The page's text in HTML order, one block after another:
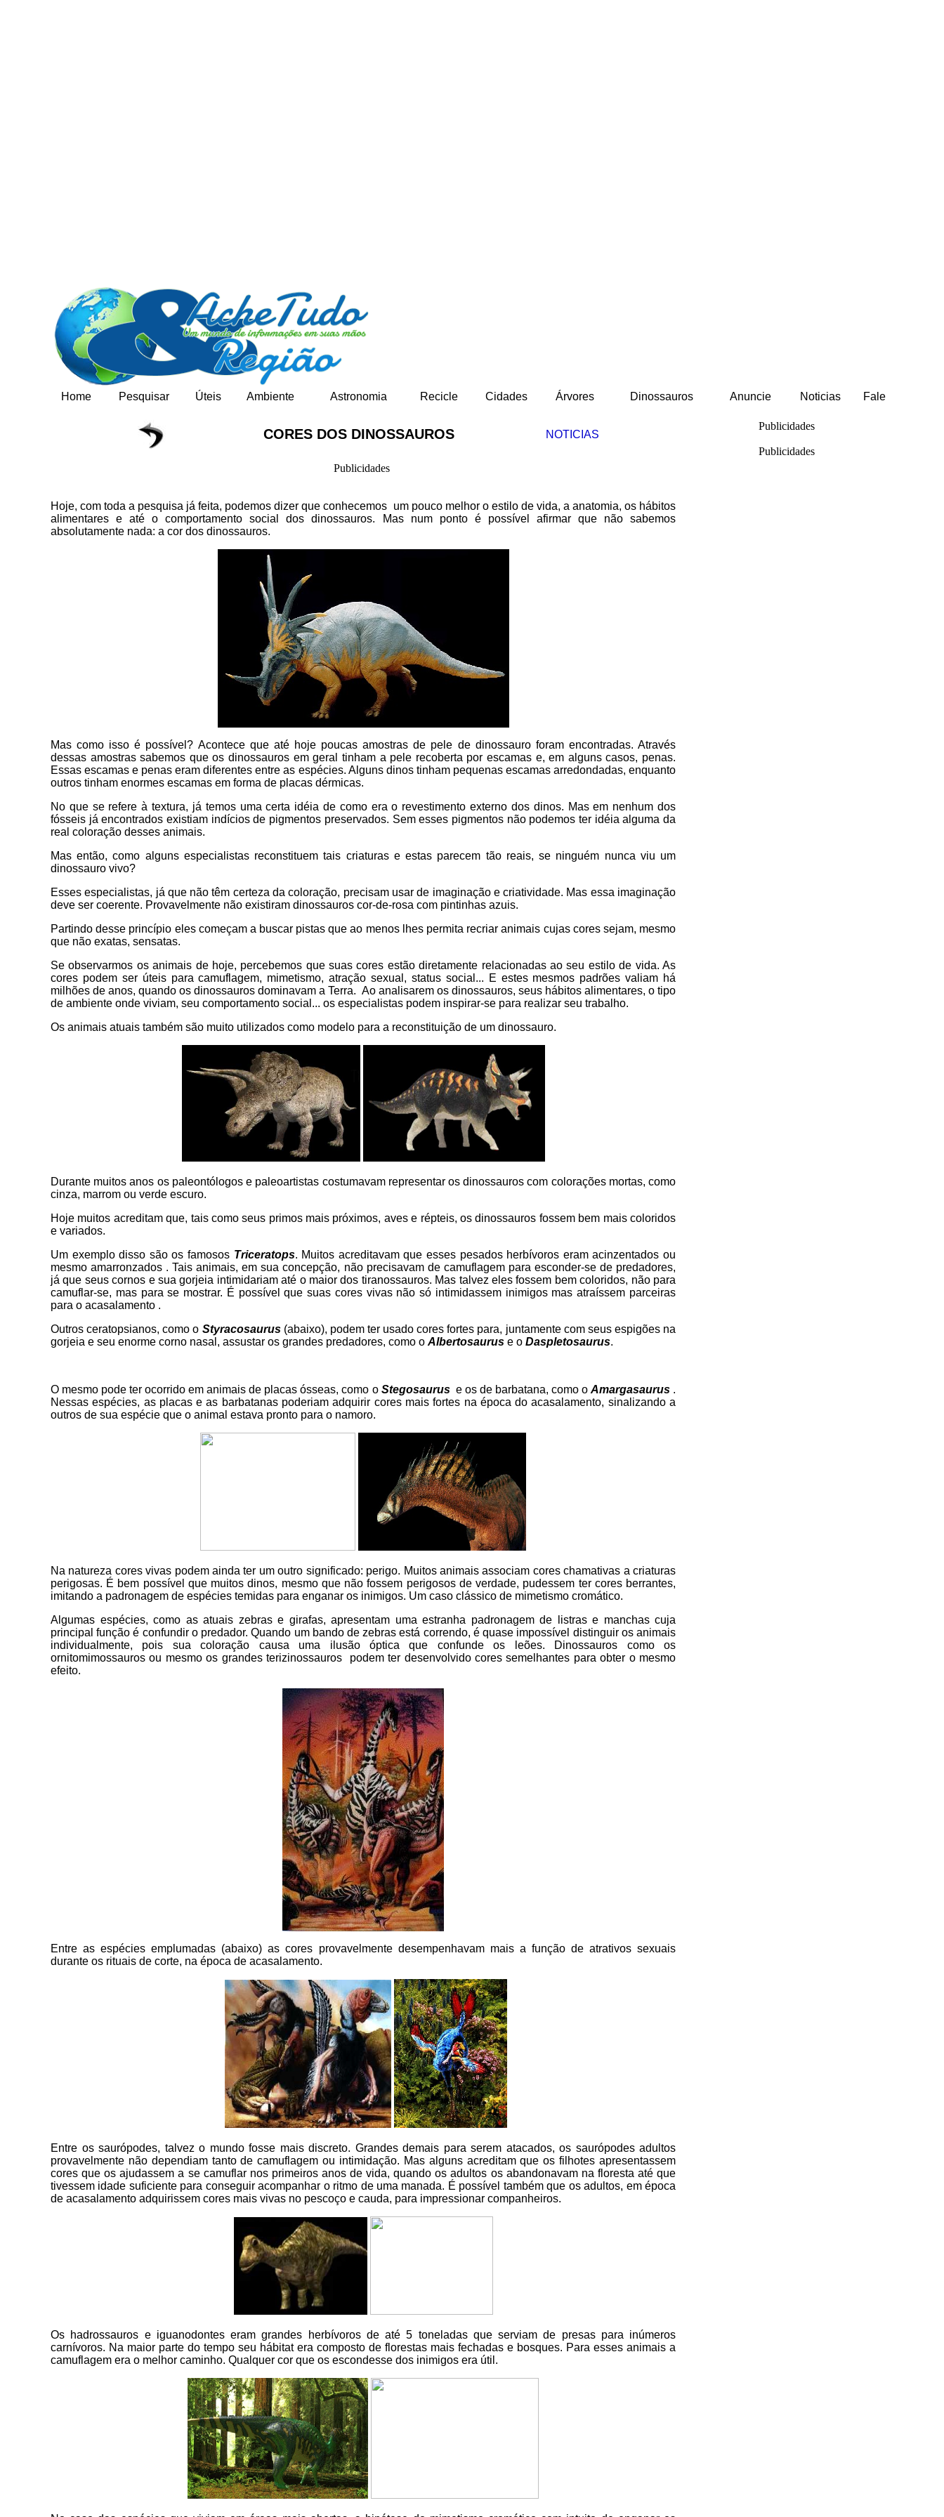
Home Pesquisar Úteis Ambiente Astronomia Recicle Cidades Árvores Dinossauros Anuncie Noticias Fale
CORES DOS DINOSSAUROS NOTICIAS
Publicidades
Hoje, com toda a pesquisa já feita, podemos dizer que conhecemos um pouco melhor o estilo de vida, a anatomia, os hábitos
alimentares e até o comportamento social dos dinossauros. Mas num ponto é possível afirmar que não sabemos
absolutamente nada: a cor dos dinossauros.
Mas como isso é possível? Acontece que até hoje poucas amostras de pele de dinossauro foram encontradas. Através
dessas amostras sabemos que os dinossauros em geral tinham a pele recoberta por escamas e, em alguns casos, penas.
Essas escamas e penas eram diferentes entre as espécies. Alguns dinos tinham pequenas escamas arredondadas, enquanto
outros tinham enormes escamas em forma de placas dérmicas.
No que se refere à textura, já temos uma certa idéia de como era o revestimento externo dos dinos. Mas em nenhum dos
fósseis já encontrados existiam indícios de pigmentos preservados. Sem esses pigmentos não podemos ter idéia alguma da
real coloração desses animais.
Mas então, como alguns especialistas reconstituem tais criaturas e estas parecem tão reais, se ninguém nunca viu um
dinossauro vivo?
Esses especialistas, já que não têm certeza da coloração, precisam usar de imaginação e criatividade. Mas essa imaginação
deve ser coerente. Provavelmente não existiram dinossauros cor-de-rosa com pintinhas azuis.
Partindo desse princípio eles começam a buscar pistas que ao menos lhes permita recriar animais cujas cores sejam, mesmo
que não exatas, sensatas.
Se observarmos os animais de hoje, percebemos que suas cores estão diretamente relacionadas ao seu estilo de vida. As
cores podem ser úteis para camuflagem, mimetismo, atração sexual, status social... E estes mesmos padrões valiam há
milhões de anos, quando os dinossauros dominavam a Terra. Ao analisarem os dinossauros, seus hábitos alimentares, o tipo
de ambiente onde viviam, seu comportamento social... os especialistas podem inspirar-se para realizar seu trabalho.
Os animais atuais também são muito utilizados como modelo para a reconstituição de um dinossauro.
Durante muitos anos os paleontólogos e paleoartistas costumavam representar os dinossauros com colorações mortas, como
cinza, marrom ou verde escuro.
Hoje muitos acreditam que, tais como seus primos mais próximos, aves e répteis, os dinossauros fossem bem mais coloridos
e variados.
Um exemplo disso são os famosos Triceratops. Muitos acreditavam que esses pesados herbívoros eram acinzentados ou
mesmo amarronzados . Tais animais, em sua concepção, não precisavam de camuflagem para esconder-se de predadores,
já que seus cornos e sua gorjeia intimidariam até o maior dos tiranossauros. Mas talvez eles fossem bem coloridos, não para
camuflar-se, mas para se mostrar. É possível que suas cores vivas não só intimidassem inimigos mas atraíssem parceiras
para o acasalamento .
Outros ceratopsianos, como o Styracosaurus(abaixo), podem ter usado cores fortes para, juntamente com seus espigões na
gorjeia e seu enorme corno nasal, assustar os grandes predadores, como o Albertosaurus e o Daspletosaurus.
O mesmo pode ter ocorrido em animais de placas ósseas, como o Stegosauruse os de barbatana, como o Amargasaurus.
Nessas espécies, as placas e as barbatanas poderiam adquirir cores mais fortes na época do acasalamento, sinalizando a
outros de sua espécie que o animal estava pronto para o namoro.
Na natureza cores vivas podem ainda ter um outro significado: perigo. Muitos animais associam cores chamativas a criaturas
perigosas. É bem possível que muitos dinos, mesmo que não fossem perigosos de verdade, pudessem ter cores berrantes,
imitando a padronagem de espécies temidas para enganar os inimigos. Um caso clássico de mimetismo cromático.
Algumas espécies, como as atuais zebras e girafas, apresentam uma estranha padronagem de listras e manchas cuja
principal função é confundir o predador. Quando um bando de zebras está correndo, é quase impossível distinguir os animais
individualmente, pois sua coloração causa uma ilusão óptica que confunde os leões. Dinossauros como os
ornitomimossauros ou mesmo os grandes terizinossauros podem ter desenvolvido cores semelhantes para obter o mesmo
efeito.
Entre as espécies emplumadas (abaixo) as cores provavelmente desempenhavam mais a função de atrativos sexuais
durante os rituais de corte, na época de acasalamento.
Entre os saurópodes, talvez o mundo fosse mais discreto. Grandes demais para serem atacados, os saurópodes adultos
provavelmente não dependiam tanto de camuflagem ou intimidação. Mas alguns acreditam que os filhotes apresentassem
cores que os ajudassem a se camuflar nos primeiros anos de vida, quando os adultos os abandonavam na floresta até que
tivessem idade suficiente para conseguir acompanhar o ritmo de uma manada. É possível também que os adultos, em época
de acasalamento adquirissem cores mais vivas no pescoço e cauda, para impressionar companheiros.
Os hadrossauros e iguanodontes eram grandes herbívoros de até 5 toneladas que serviam de presas para inúmeros
carnívoros. Na maior parte do tempo seu hábitat era composto de florestas mais fechadas e bosques. Para esses animais a
camuflagem era o melhor caminho. Qualquer cor que os escondesse dos inimigos era útil.
Publicidades
Publicidades